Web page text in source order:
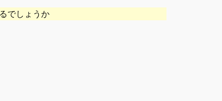
でしょうか